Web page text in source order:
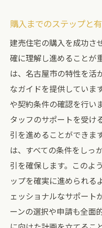
購入までのステップと
建売住宅の購入を成功さ
確に理解し進めることが
は、名古屋市の特性を活
なガイドを提供していま
や契約条件の確認を行い
タッフのサポートを受け
引を進めることができま
は、すべての条件をしっ
引を確保します。このよ
ップを確実に進められる
ェッショナルなサポート
ーンの選択や申請も全面